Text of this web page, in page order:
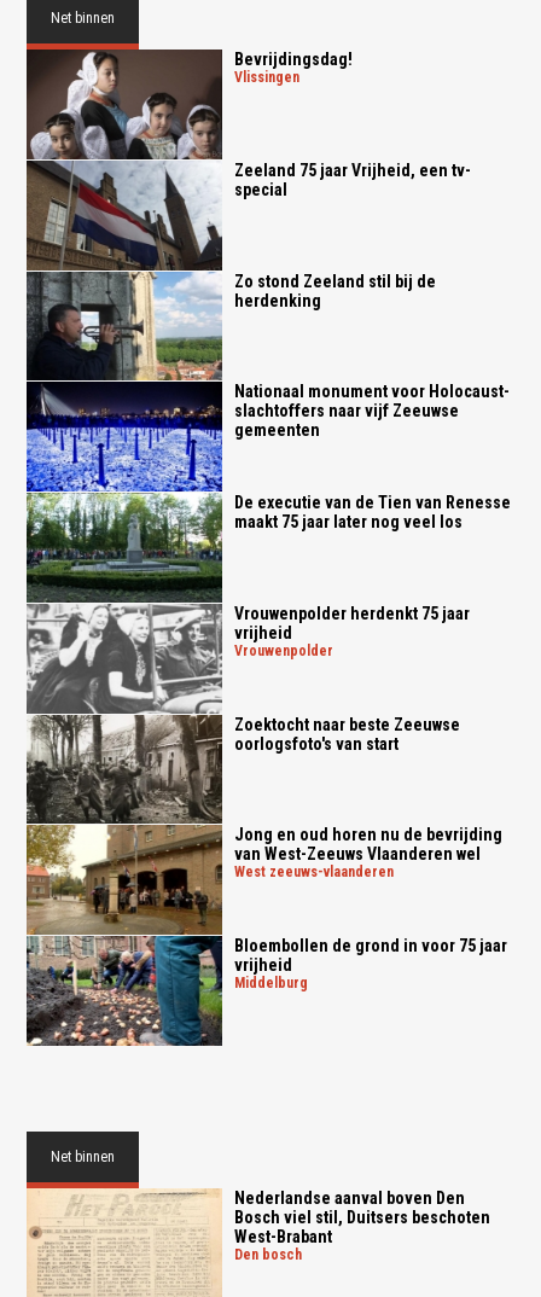
Net binnen
Bevrijdingsdag!
vlissingen
Zeeland 75 jaar Vrijheid, een tv-
special
Zo stond Zeeland stil bij de
herdenking
Nationaal monument voor Holocaust-
slachtoffers naar vijf Zeeuwse
gemeenten
De executie van de Tien van Renesse
maakt 75 jaar later nog veel los
Vrouwenpolder herdenkt 75 jaar
vrijheid
vrouwenpolder
Zoektocht naar beste Zeeuwse
oorlogsfoto's van start
Jong en oud horen nu de bevrijding
van West-Zeeuws Vlaanderen wel
west zeeuws-vlaanderen
Bloembollen de grond in voor 75 jaar
vrijheid
middelburg
Net binnen
Nederlandse aanval boven Den
Bosch viel stil, Duitsers beschoten
West-Brabant
den bosch